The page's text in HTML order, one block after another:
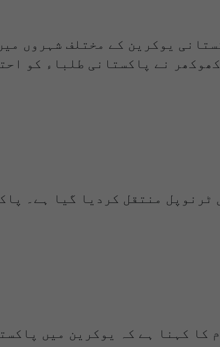
500 طلباء اور 1000 دیگر پاکستانی
نے پاکستانی طلباء کو
منتقل کردیا گیا ہے۔
کا کہنا ہے کہ یوکرین میں